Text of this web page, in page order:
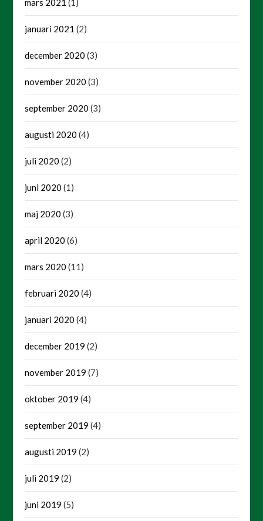
mars 2021 (1)
januari 2021 (2)
december 2020 (3)
november 2020 (3)
september 2020 (3)
augusti 2020 (4)
juli 2020 (2)
juni 2020 (1)
maj 2020 (3)
april 2020 (6)
mars 2020 (11)
februari 2020 (4)
januari 2020 (4)
december 2019 (2)
november 2019 (7)
oktober 2019 (4)
september 2019 (4)
augusti 2019 (2)
juli 2019 (2)
juni 2019 (5)